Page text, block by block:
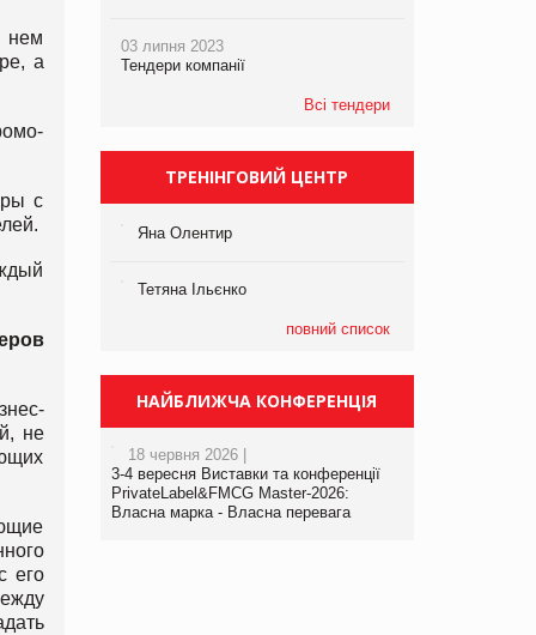
нем
а
с
не
его
03 липня 2023
Тендери компанії
Всі тендери
ТРЕНІНГОВИЙ ЦЕНТР
Яна Олентир
Тетяна Ільєнко
повний список
НАЙБЛИЖЧА КОНФЕРЕНЦІЯ
18 червня 2026 |
3-4 вересня Виставки та конференції
PrivateLabel&FMCG Master-2026:
Власна марка - Власна перевага